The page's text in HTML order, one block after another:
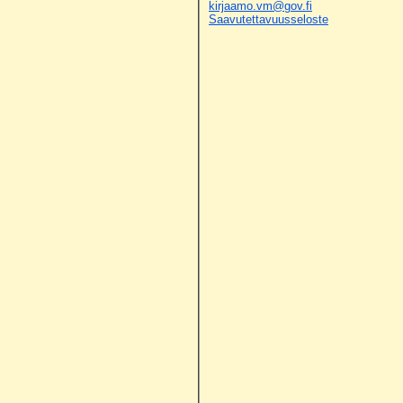
kirjaamo.vm@gov.fi
Saavutettavuusseloste